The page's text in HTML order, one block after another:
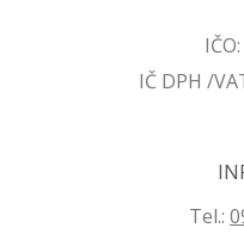
IČ DPH /
Tel.: